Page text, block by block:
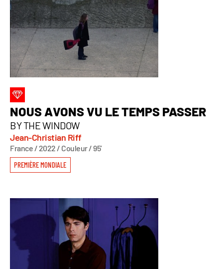
NOUS AVONS VU LE TEMPS PASSER
BY THE WINDOW
Jean-Christian Riff
France / 2022 / Couleur / 95’
PREMIÈRE MONDIALE